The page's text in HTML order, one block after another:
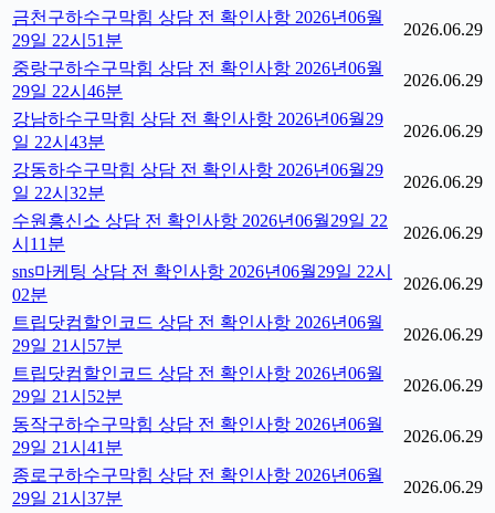
금천구하수구막힘 상담 전 확인사항 2026년06월
29일 22시51분
2026.06.29
중랑구하수구막힘 상담 전 확인사항 2026년06월
29일 22시46분
2026.06.29
강남하수구막힘 상담 전 확인사항 2026년06월29
일 22시43분
2026.06.29
강동하수구막힘 상담 전 확인사항 2026년06월29
일 22시32분
2026.06.29
수원흥신소 상담 전 확인사항 2026년06월29일 22
시11분
2026.06.29
sns마케팅 상담 전 확인사항 2026년06월29일 22시
02분
2026.06.29
트립닷컴할인코드 상담 전 확인사항 2026년06월
29일 21시57분
2026.06.29
트립닷컴할인코드 상담 전 확인사항 2026년06월
29일 21시52분
2026.06.29
동작구하수구막힘 상담 전 확인사항 2026년06월
29일 21시41분
2026.06.29
종로구하수구막힘 상담 전 확인사항 2026년06월
29일 21시37분
2026.06.29